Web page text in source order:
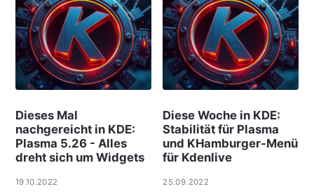
Dieses Mal
nachgereicht in KDE:
Plasma 5.26 - Alles
dreht sich um Widgets
19.10.2022
Diese Woche in KDE:
Stabilität für Plasma
und KHamburger-Menü
für Kdenlive
25.09.2022